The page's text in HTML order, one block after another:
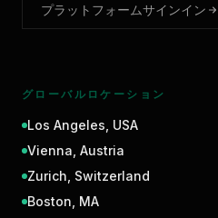
プラットフォームサインイン
グローバルロケーション
Los Angeles USA
Vienna Austria
Zurich Switzerland
Boston MA